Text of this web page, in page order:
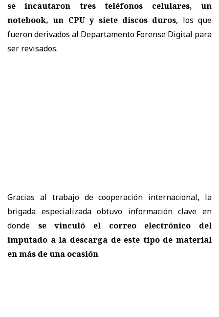
se incautaron tres teléfonos celulares, un
notebook, un CPU y siete discos duros, los que
fueron derivados al Departamento Forense Digital para
ser revisados.
Gracias al trabajo de cooperación internacional, la
brigada especializada obtuvo información clave en
donde se vinculó el correo electrónico del
imputado a la descarga de este tipo de material
en más de una ocasión.